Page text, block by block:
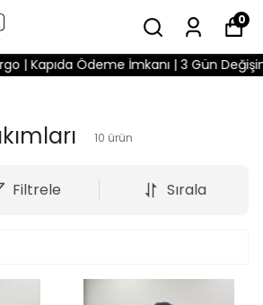
0
Kapıda Ödeme İmkanı | 3 Gün Değişim
10 ürün
Filtrele Sırala